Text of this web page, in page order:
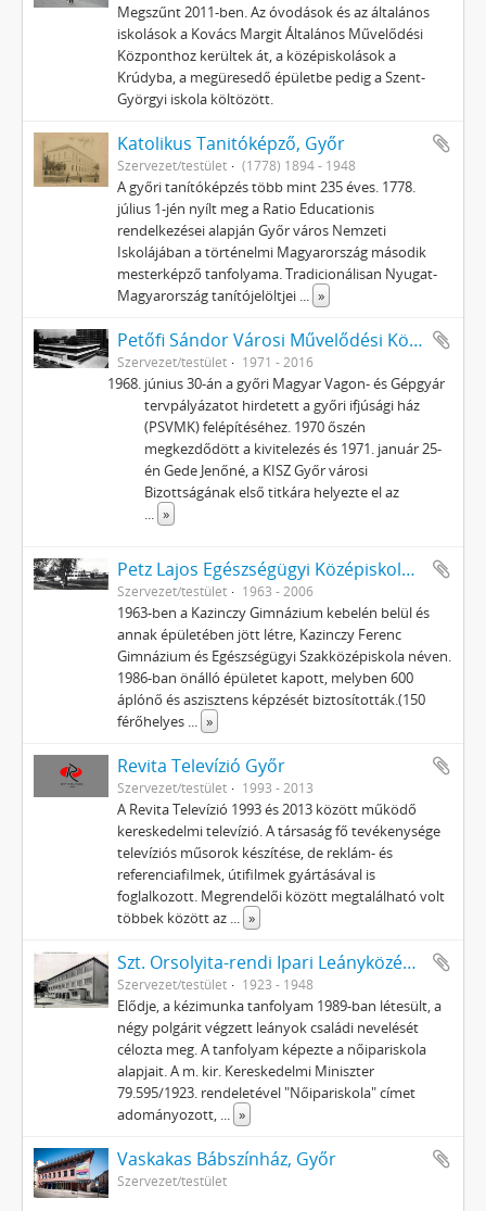
Megszűnt 2011-ben. Az óvodások és az általános
iskolások a Kovács Margit Általános Művelődési
Központhoz kerültek át, a középiskolások a
Krúdyba, a megüresedő épületbe pedig a Szent-
Györgyi iskola költözött.
Katolikus Tanitóképző, Győr
Szervezet/testület (1778) 1894 - 1948
A győri tanítóképzés több mint 235 éves. 1778.
július 1-jén nyílt meg a Ratio Educationis
rendelkezései alapján Győr város Nemzeti
Iskolájában a történelmi Magyarország második
mesterképző tanfolyama. Tradicionálisan Nyugat-
Magyarország tanítójelöltjei ... »
Petőfi Sándor Városi Művelődési Központ
Szervezet/testület 1971 - 2016
június 30-án a győri Magyar Vagon- és Gépgyár
tervpályázatot hirdetett a győri ifjúsági ház
(PSVMK) felépítéséhez. 1970 őszén
megkezdődött a kivitelezés és 1971. január 25-
én Gede Jenőné, a KISZ Győr városi
Bizottságának első titkára helyezte el az
... »
Petz Lajos Egészségügyi Középiskola és Kollégium
Szervezet/testület 1963 - 2006
1963-ben a Kazinczy Gimnázium kebelén belül és
annak épületében jött létre, Kazinczy Ferenc
Gimnázium és Egészségügyi Szakközépiskola néven.
1986-ban önálló épületet kapott, melyben 600
áplónő és aszisztens képzését biztosították.(150
férőhelyes ... »
Revita Televízió Győr
Szervezet/testület 1993 - 2013
A Revita Televízió 1993 és 2013 között működő
kereskedelmi televízió. A társaság fő tevékenysége
televíziós műsorok készítése, de reklám- és
referenciafilmek, útifilmek gyártásával is
foglalkozott. Megrendelői között megtalálható volt
többek között az ... »
Szt. Orsolyita-rendi Ipari Leányközépiskola
Szervezet/testület 1923 - 1948
Elődje, a kézimunka tanfolyam 1989-ban létesült, a
négy polgárit végzett leányok családi nevelését
célozta meg. A tanfolyam képezte a nőipariskola
alapjait. A m. kir. Kereskedelmi Miniszter
79.595/1923. rendeletével "Nőipariskola" címet
adományozott, ... »
Vaskakas Bábszínház, Győr
Szervezet/testület